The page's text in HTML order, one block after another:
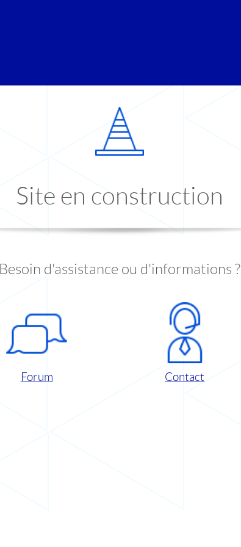
Site en construction
Besoin d'assistance ou d'informations ?
Forum Contact